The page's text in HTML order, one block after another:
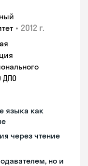
• 2012 г.
ДПО
языка как
через чтение
но и